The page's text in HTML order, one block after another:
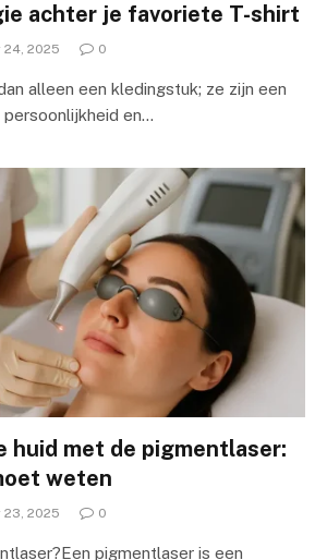
achter je favoriete T-shirt
24, 2025 0
alleen een kledingstuk; ze zijn een
en…
huid met de pigmentlaser:
weten
23, 2025 0
pigmentlaser is een